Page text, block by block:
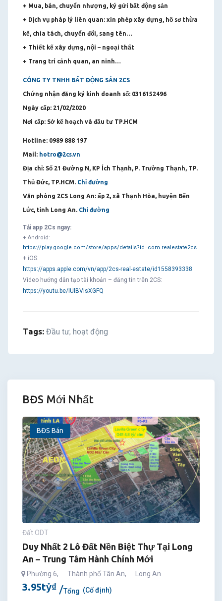
+ Mua, bán, chuyển nhượng, ký gửi bất động sản
+ Dịch vụ pháp lý liên quan: xin phép xây dựng, hồ sơ thừa
kế, chia tách, chuyển đổi, sang tên…
+ Thiết kế xây dựng, nội – ngoại thất
+ Trang trí cảnh quan, an ninh…
CÔNG TY TNHH BẤT ĐỘNG SẢN 2CS
Chứng nhận đăng ký kinh doanh số: 0316152496
Ngày cấp: 21/02/2020
Nơi cấp: Sở kế hoạch và đầu tư TP.HCM
Hotline: 0989 888 197
Mail: hotro@2cs.vn
Địa chỉ: Số 21 Đường N, KP Ích Thạnh, P. Trường Thạnh, TP.
Thủ Đức, TP.HCM. Chỉ đường
Văn phòng 2CS Long An: ấp 2, xã Thạnh Hòa, huyện Bến
Lức, tỉnh Long An. Chỉ đường
Tải app 2Cs ngay:
+ Android:
https://play.google.com/store/apps/details?id=com.realestate2cs
+ iOS:
https://apps.apple.com/vn/app/2cs-real-estate/id1558393338
Video hướng dẫn tạo tài khoản – đăng tin trên 2CS:
https://youtu.be/lUlBVisXGFQ
Tags: Đầu tư, hoạt động
BĐS Mới Nhất
BĐS Bán
Đất ODT
Duy Nhất 2 Lô Đất Nền Biệt Thự Tại Long
An – Trung Tâm Hành Chính Mới
Phường 6, Thành phố Tân An, Long An
3.95tỷ₫ Tổng (Cố định)